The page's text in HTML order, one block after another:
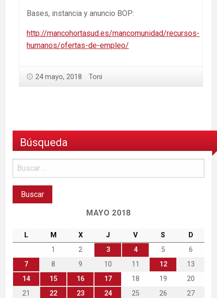
Bases, instancia y anuncio BOP:
http://mancohortasud.es/mancomunidad/recursos-
humanos/ofertas-de-empleo/
24 mayo, 2018 Toni
Búsqueda
MAYO 2018
L M X J V S
D
1
2 3 4 5
6
7
8 9 10 11 12
13
14
15 16 17 18 19
20
21
22 23 24 25 26
27